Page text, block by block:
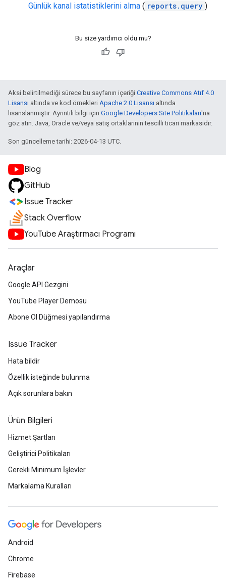
Günlük kanal istatistiklerini alma ( reports.query )
Bu size yardımcı oldu mu?
Aksi belirtilmediği sürece bu sayfanın içeriği Creative Commons Atıf 4.0
Lisansı altında ve kod örnekleri Apache 2.0 Lisansı altında
lisanslanmıştır. Ayrıntılı bilgi için Google Developers Site Politikaları'na
göz atın. Java, Oracle ve/veya satış ortaklarının tescilli ticari markasıdır.
Son güncelleme tarihi: 2026-04-13 UTC.
Blog
GitHub
Issue Tracker
Stack Overflow
YouTube Araştırmacı Programı
Araçlar
Google API Gezgini
YouTube Player Demosu
Abone Ol Düğmesi yapılandırma
Issue Tracker
Hata bildir
Özellik isteğinde bulunma
Açık sorunlara bakın
Ürün Bilgileri
Hizmet Şartları
Geliştirici Politikaları
Gerekli Minimum İşlevler
Markalama Kuralları
Android
Chrome
Firebase